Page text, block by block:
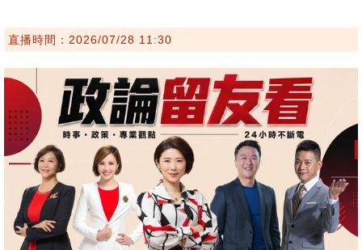
直播時間：2026/07/28 11:30